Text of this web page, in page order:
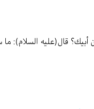
قال(عليه السلام):